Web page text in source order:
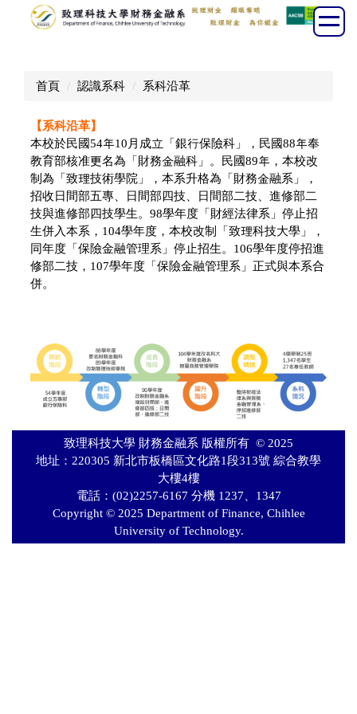
首頁 認識系科 系科沿革
【系科沿革】
本校於民國54年10月成立「銀行保險科」，民國88年奉
教育部核准更名為「財務金融科」。民國89年，本校改
制為「致理技術學院」，本系升格為「財務金融系」，
招收日間部五專、日間部四技、日間部二技、進修部二
技與進修部四技學生。98學年度「財經法律系」停止招
生併入本系，104學年度，本校改制「致理科技大學」，
同年度「保險金融管理系」停止招生。106學年度停招進
修部二技，107學年度「保險金融管理系」正式與本系合
併。
致理科技大學 財務金融系 版權所有 © 2025
地址：220305 新北市板橋區文化路1段313號 綜合教學
大樓4樓
電話：(02)2257-6167 分機 1237、1347
Copyright © 2025 Department of Finance, Chihlee
University of Technology.